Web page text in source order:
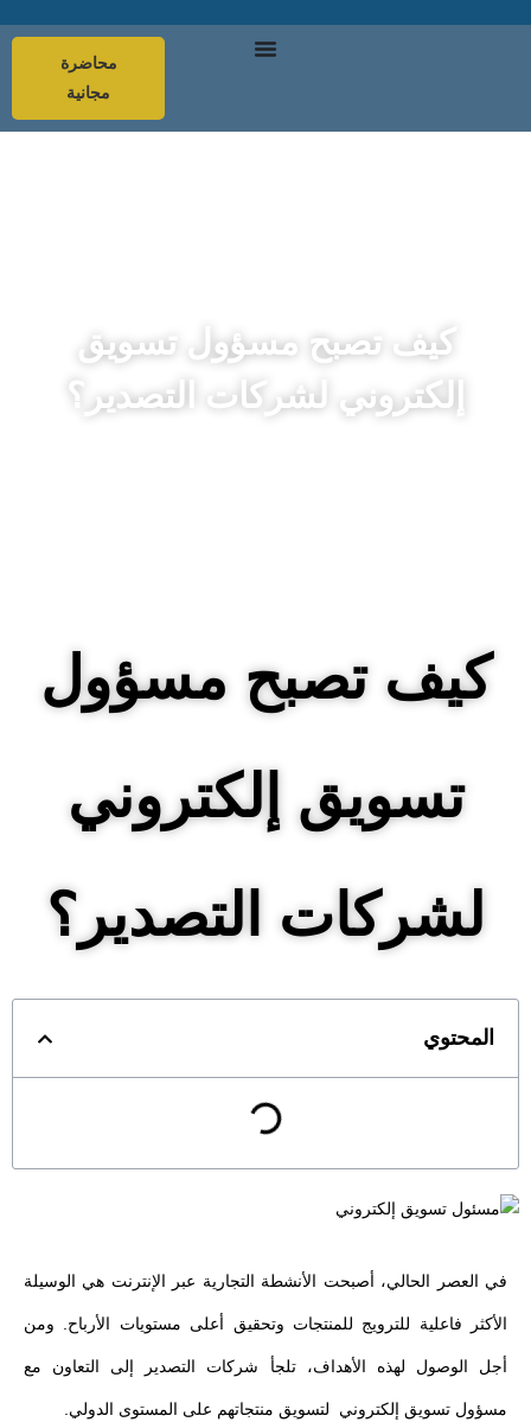
محاضرة
مجانية
كيف تصبح مسؤول تسويق
إلكتروني لشركات التصدير؟
كيف تصبح مسؤول
تسويق إلكتروني
لشركات التصدير؟
المحتوي
في العصر الحالي، أصبحت الأنشطة التجارية عبر الإنترنت هي الوسيلة
الأكثر فاعلية للترويج للمنتجات وتحقيق أعلى مستويات الأرباح. ومن
أجل الوصول لهذه الأهداف، تلجأ شركات التصدير إلى التعاون مع
مسؤول تسويق إلكتروني لتسويق منتجاتهم على المستوى الدولي.